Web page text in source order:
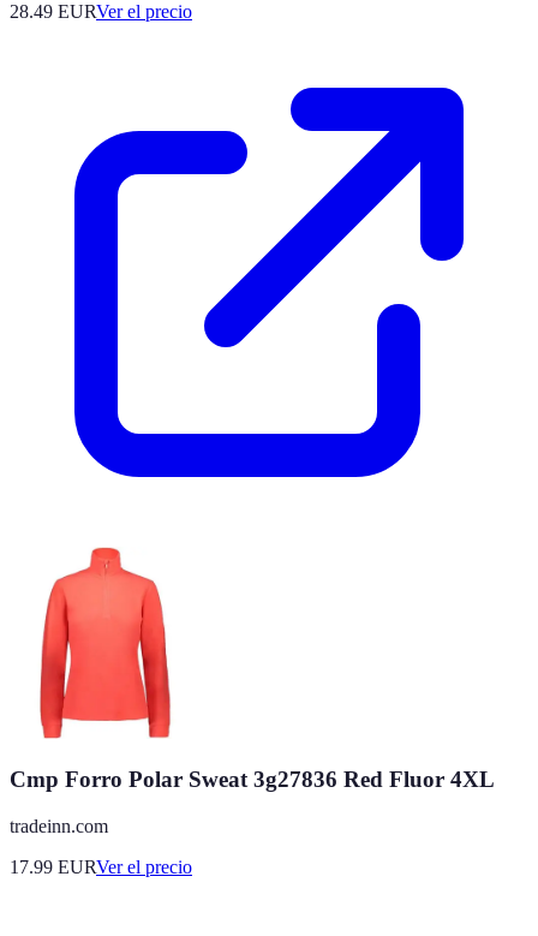
28.49 EURVer el precio
Cmp Forro Polar Sweat 3g27836 Red Fluor 4XL
tradeinn.com
17.99 EURVer el precio